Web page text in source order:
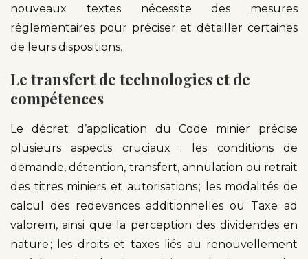
nouveaux textes nécessite des mesures
règlementaires pour préciser et détailler certaines
de leurs dispositions.
Le transfert de technologies et de
compétences
Le décret d’application du Code minier précise
plusieurs aspects cruciaux : les conditions de
demande, détention, transfert, annulation ou retrait
des titres miniers et autorisations ; les modalités de
calcul des redevances additionnelles ou Taxe ad
valorem, ainsi que la perception des dividendes en
nature ; les droits et taxes liés au renouvellement